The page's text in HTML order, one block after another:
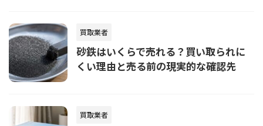
買取業者
砂鉄はいくらで売れる？買い取られに
くい理由と売る前の現実的な確認先
買取業者